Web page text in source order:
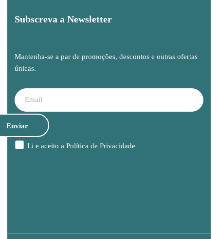
Subscreva a Newsletter
Mantenha-se a par de promoções, descontos e outras ofertas
únicas.
Li e aceito a Política de Privacidade